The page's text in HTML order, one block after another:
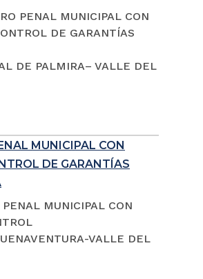
PENAL MUNICIPAL CON
DE GARANTÍAS
DE PALMIRA– VALLE DEL
MUNICIPAL CON
DE GARANTÍAS
MUNICIPAL CON
VALLE DEL